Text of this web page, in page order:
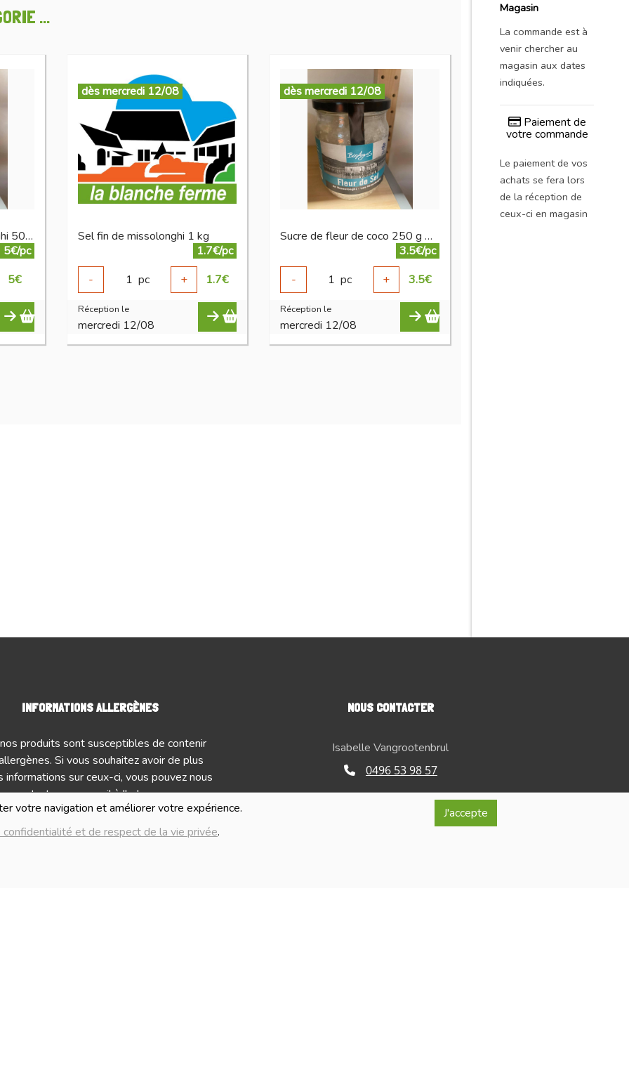
votre navigation et améliorer votre expérience.
et de respect de la vie privée.
J'accepte
...
Fleur de sel de missolonghi 500 g
5€/pc
5€
dès mercredi 12/08
Sel fin de missolonghi 1 kg
1.7€/pc
-
1 pc + 1.7€
Réception le
mercredi 12/08
dès mercredi 12/08
Sucre de fleur de coco 250 g BIO
3.5€/pc
-
1 pc + 3.5€
Réception le
mercredi 12/08
Magasin
La commande est à
venir chercher au
magasin aux dates
indiquées.
Paiement de
votre commande
Le paiement de vos
achats se fera lors
de la réception de
ceux-ci en magasin
INFORMATIONS ALLERGÈNES
produits sont susceptibles de contenir
Si vous souhaitez avoir de plus
informations sur ceux-ci, vous pouvez nous
contacter par e-mail à l'adresse
info@lablancheferme.be
NOUS CONTACTER
Isabelle Vangrootenbrul
0496 53 98 57
info@lablancheferme.be